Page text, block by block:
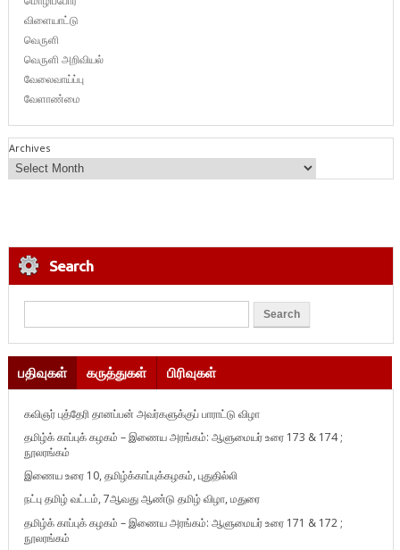
விளையாட்டு
வெருளி
வெருளி அறிவியல்
வேலைவாய்ப்பு
வேளாண்மை
Archives
Search
பதிவுகள் கருத்துகள் பிரிவுகள்
கவிஞர் புத்தேரி தானப்பன் அவர்களுக்குப் பாராட்டு விழா
தமிழ்க் காப்புக் கழகம் – இணைய அரங்கம்: ஆளுமையர் உரை 173 & 174 ;
நூலரங்கம்
இணைய உரை 10, தமிழ்க்காப்புக்கழகம், புதுதில்லி
நட்பு தமிழ் வட்டம், 7ஆவது ஆண்டு தமிழ் விழா, மதுரை
தமிழ்க் காப்புக் கழகம் – இணைய அரங்கம்: ஆளுமையர் உரை 171 & 172 ;
நூலரங்கம்